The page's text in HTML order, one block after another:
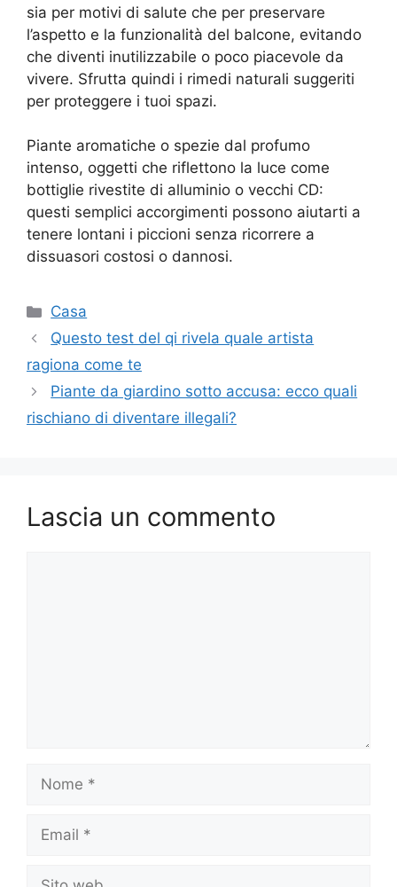
sia per motivi di salute che per preservare
l’aspetto e la funzionalità del balcone, evitando
che diventi inutilizzabile o poco piacevole da
vivere. Sfrutta quindi i rimedi naturali suggeriti
per proteggere i tuoi spazi.
Piante aromatiche o spezie dal profumo
intenso, oggetti che riflettono la luce come
bottiglie rivestite di alluminio o vecchi CD:
questi semplici accorgimenti possono aiutarti a
tenere lontani i piccioni senza ricorrere a
dissuasori costosi o dannosi.
Categorie
Casa
Questo test del qi rivela quale artista
ragiona come te
Piante da giardino sotto accusa: ecco quali
rischiano di diventare illegali?
Lascia un commento
Nome
Email
Sito